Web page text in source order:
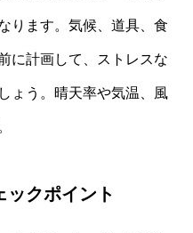
ります。気候、道具、食
に計画して、ストレスな
ょう。晴天率や気温、風
ックポイント